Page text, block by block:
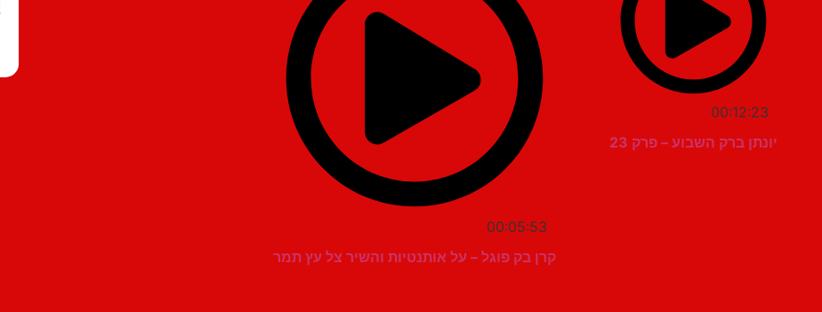
00:12:23
יונתן ברק השבוע – פרק 23
00:05:53
קרן בק פוגל – על אותנטיות והשיר צל עץ תמר